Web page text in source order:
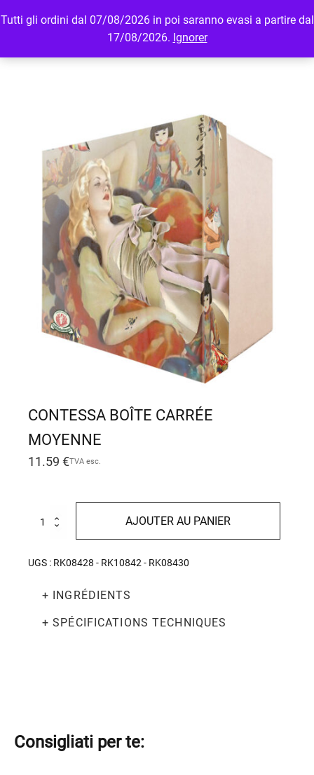
Tutti gli ordini dal 07/08/2026 in poi saranno evasi a partire dal
17/08/2026. Ignorer
MENU LOGIN
CONTESSA BOÎTE CARRÉE
MOYENNE
11.59 €TVA esc.
carrée
AJOUTER AU PANIER
UGS : RK08428 - RK10842 - RK08430
+ INGRÉDIENTS
+ SPÉCIFICATIONS TECHNIQUES
Consigliati per te: